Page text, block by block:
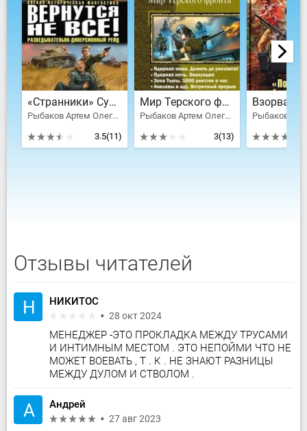
«Странники» Судоплатова. «Попаданцы» идут на прорыв; Дожить до вчера. Рейд «попаданцев»
Рыбаков Артем Олегович
3.5(11)
Мир Терского фронта. Тетралогия
Рыбаков Артем Олегович
3(13)
Отзывы читателей
Н НИКИТОС
28 окт 2024
МЕНЕДЖЕР -ЭТО ПРОКЛАДКА МЕЖДУ ТРУСАМИ
И ИНТИМНЫМ МЕСТОМ . ЭТО НЕПОЙМИ ЧТО НЕ
МОЖЕТ ВОЕВАТЬ , Т . К . НЕ ЗНАЮТ РАЗНИЦЫ
МЕЖДУ ДУЛОМ И СТВОЛОМ .
А Андрей
27 авг 2023